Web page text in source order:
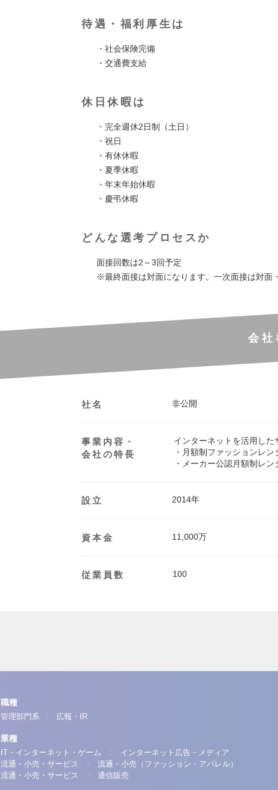
待遇・福利厚生は
・社会保険完備
・交通費支給
休日休暇は
・完全週休2日制（土日）
・祝日
・有休休暇
・夏季休暇
・年末年始休暇
・慶弔休暇
どんな選考プロセスか
面接回数は2～3回予定
※最終面接は対面になります。一次面接は対面
会社
社名 非公開
事業内容・
会社の特長
インターネットを活用した
・月額制ファッションレン
・メーカー公認月額制レン
設立 2014年
資本金 11,000万
従業員数 100
職種
管理部門系 広報・IR
業種
IT・インターネット・ゲーム
インターネット広告・メディア
流通・小売・サービス
流通・小売（ファッション・アパレル）
流通・小売・サービス
通信販売